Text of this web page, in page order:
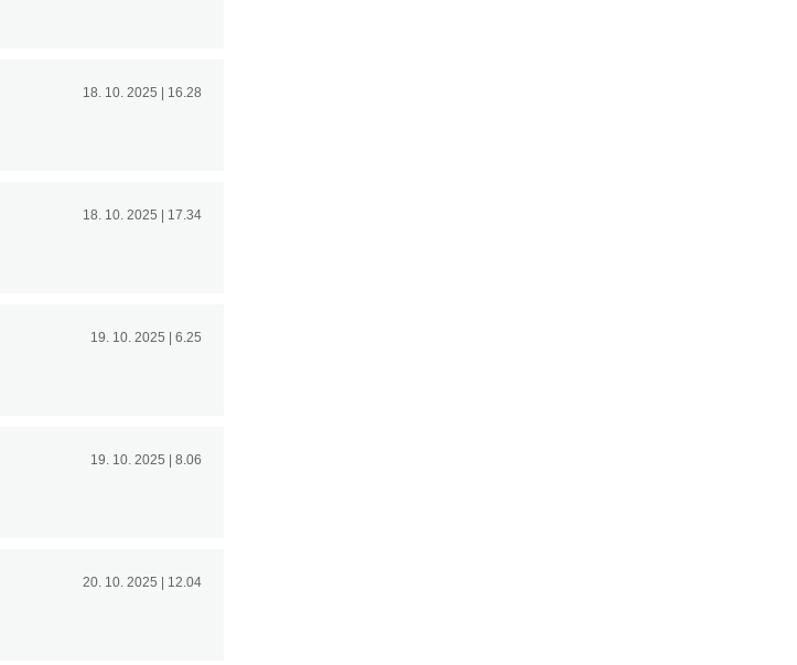
18. 10. 2025 | 16.28
18. 10. 2025 | 17.34
19. 10. 2025 | 6.25
19. 10. 2025 | 8.06
20. 10. 2025 | 12.04